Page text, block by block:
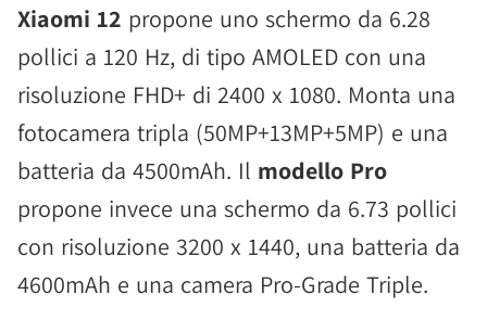
Xiaomi 12 propone uno schermo da 6.28
pollici a 120 Hz, di tipo AMOLED con una
risoluzione FHD+ di 2400 x 1080. Monta una
fotocamera tripla (50MP+13MP+5MP) e una
batteria da 4500mAh. Il modello Pro
propone invece una schermo da 6.73 pollici
con risoluzione 3200 x 1440, una batteria da
4600mAh e una camera Pro-Grade Triple.